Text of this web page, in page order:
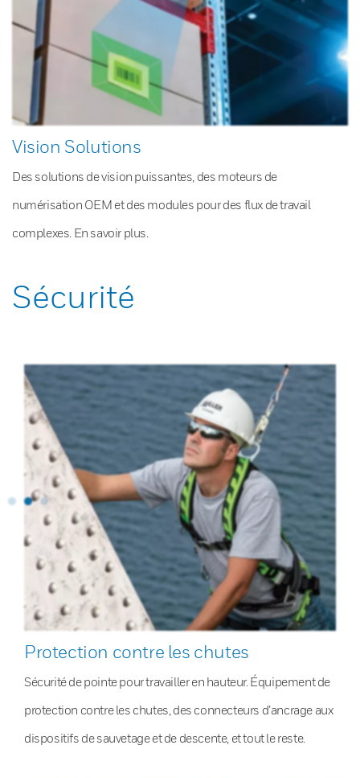
Vision Solutions
Des solutions de vision puissantes, des moteurs de
numérisation OEM et des modules pour des flux de travail
complexes. En savoir plus.
Sécurité
Protection contre les chutes
Sécurité de pointe pour travailler en hauteur. Équipement de
protection contre les chutes, des connecteurs d’ancrage aux
dispositifs de sauvetage et de descente, et tout le reste.